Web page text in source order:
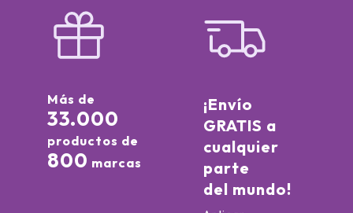
Más de
33.000
productos de
800 marcas
¡Envío
GRATIS a
cualquier
parte
del mundo!